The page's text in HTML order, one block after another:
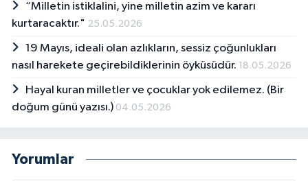
“Milletin istiklalini, yine milletin azim ve kararı
kurtaracaktır." 25.05.2026
19 Mayıs, ideali olan azlıkların, sessiz çoğunlukları
nasıl harekete geçirebildiklerinin öyküsüdür. 18.05.2026
Hayal kuran milletler ve çocuklar yok edilemez. (Bir
doğum günü yazısı.) 04.05.2026
Yorumlar